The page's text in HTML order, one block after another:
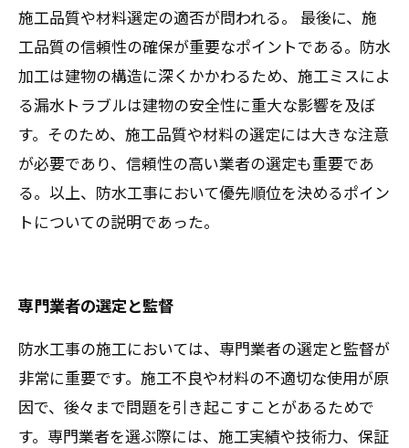
施工品質や材料選定の適否が問われる。 最後に、施
工品質の信頼性の確保が重要なポイントである。防水
加工は建物の構造に深くかかわるため、施工ミスによ
る漏水トラブルは建物の安全性に重大な影響を及ぼ
す。そのため、施工品質や材料の選定には大きな注意
が必要であり、信頼性の高い業者の選定も重要であ
る。以上、防水工事において優先順位を決めるポイン
トについての説明であった。
専門業者の選定と監督
防水工事の施工においては、専門業者の選定と監督が
非常に重要です。施工不良や材料の不適切な使用が原
因で、後々まで問題を引き起こすことがあるためで
す。専門業者を選ぶ際には、施工実績や技術力、保証